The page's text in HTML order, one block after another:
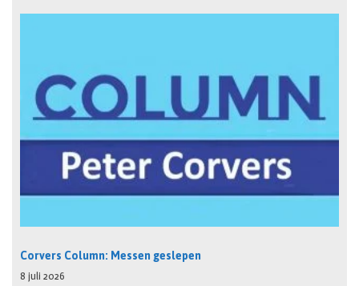
Corvers Column: Messen geslepen
8 juli 2026